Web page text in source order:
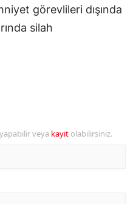
görevlileri dışında
silah
yapabilir veya kayıt olabilirsiniz.